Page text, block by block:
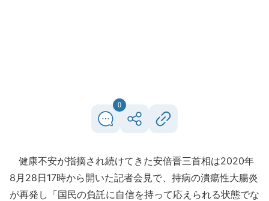
0
健康不安が指摘され続けてきた安倍晋三首相は2020年
8月28日17時から開いた記者会見で、持病の潰瘍性大腸炎
が再発し「国民の負託に自信を持って応えられる状態でな